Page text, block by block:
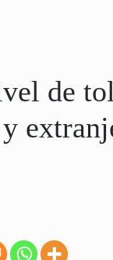
de